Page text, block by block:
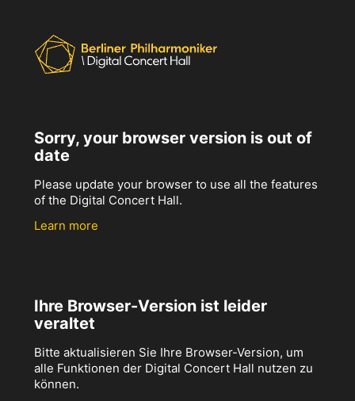
Sorry, your browser version is out of
date
Please update your browser to use all the features
of the Digital Concert Hall.
Learn more
Ihre Browser-Version ist leider
veraltet
Bitte aktualisieren Sie Ihre Browser-Version, um
alle Funktionen der Digital Concert Hall nutzen zu
können.